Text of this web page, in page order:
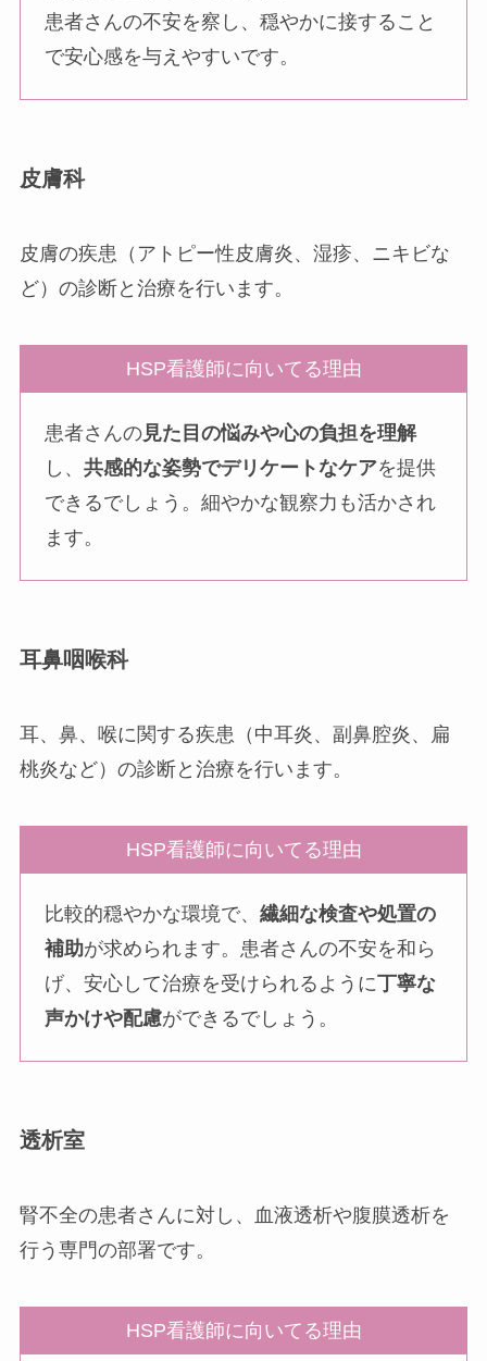
患者さんの不安を察し、穏やかに接すること
で安心感を与えやすいです。
皮膚科
皮膚の疾患（アトピー性皮膚炎、湿疹、ニキビな
ど）の診断と治療を行います。
HSP看護師に向いてる理由
患者さんの見た目の悩みや心の負担を理解
し、共感的な姿勢でデリケートなケアを提供
できるでしょう。細やかな観察力も活かされ
ます。
耳鼻咽喉科
耳、鼻、喉に関する疾患（中耳炎、副鼻腔炎、扁
桃炎など）の診断と治療を行います。
HSP看護師に向いてる理由
比較的穏やかな環境で、繊細な検査や処置の
補助が求められます。患者さんの不安を和ら
げ、安心して治療を受けられるように丁寧な
声かけや配慮ができるでしょう。
透析室
腎不全の患者さんに対し、血液透析や腹膜透析を
行う専門の部署です。
HSP看護師に向いてる理由